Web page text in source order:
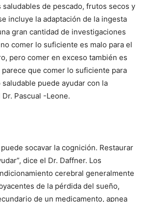
saludables de pescado, frutos secos y
incluye la adaptación de la ingesta
gran cantidad de investigaciones
comer lo suficiente es malo para el
pero comer en exceso también es
parece que comer lo suficiente para
puede ayudar con la
Pascual -Leone.
socavar la cognición. Restaurar
dice el Dr. Daffner. Los
cerebral generalmente
de la pérdida del sueño,
de un medicamento, apnea